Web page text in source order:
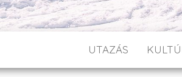
UTAZÁS